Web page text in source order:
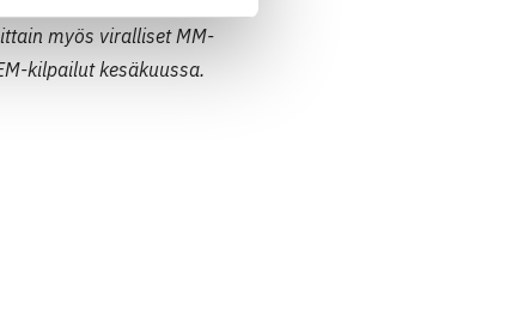
myös viralliset MM-
kilpailut kesäkuussa.